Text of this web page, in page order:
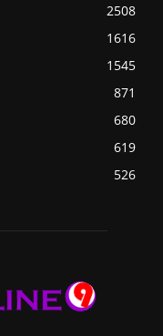
2508
1616
1545
871
680
619
526